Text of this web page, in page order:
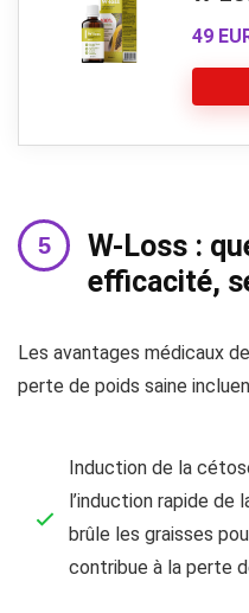
49
W-Loss :
efficacité,
Les avantages médicaux
perte de poids saine
Induction de la
l’induction rapide de
brûle les graisses
contribue à la perte